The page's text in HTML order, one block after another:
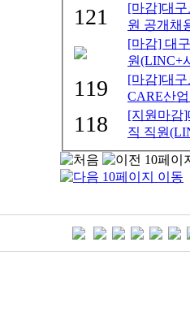
121
[마감]대
원 공개채
[마감] 대
원(LINC+
119
[마감]대
CARE산
118
[지원마감
직 직원